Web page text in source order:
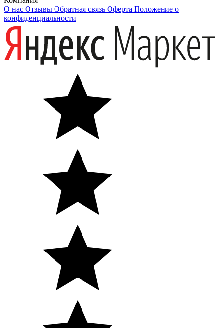
О нас Отзывы Обратная связь Оферта Положение о
конфиденциальности